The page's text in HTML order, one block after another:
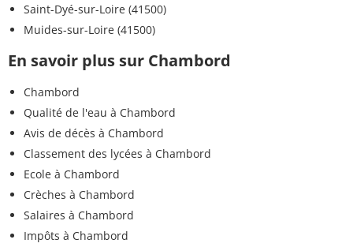
Saint-Dyé-sur-Loire (41500)
Muides-sur-Loire (41500)
En savoir plus sur Chambord
Chambord
Qualité de l'eau à Chambord
Avis de décès à Chambord
Classement des lycées à Chambord
Ecole à Chambord
Crèches à Chambord
Salaires à Chambord
Impôts à Chambord